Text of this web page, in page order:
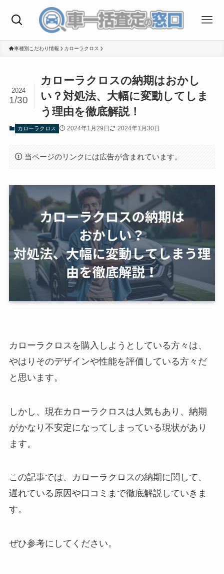
車種別こだわり情報 カローラクロス
カローラクロスの納期はおかし
い？対処法、大幅に変動してしま
う理由を徹底解説！
2024
1/30
カローラクロス 2024年1月29日 2024年1月30日
当ページのリンクには広告が含まれています。
カローラクロスを購入しようとしている方々は、
やはりそのデザインや性能を評価している方々だ
と思います。
しかし、現在カローラクロスは人気もあり、納期
がかなり不安定になってしまっている現状があり
ます。
この記事では、カローラクロスの納期に関して、
遅れている原因や口コミまで徹底解説していきま
す。
ぜひ参考にしてください。